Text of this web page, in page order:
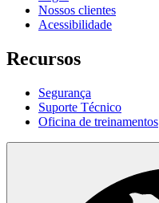
Nossos clientes
Acessibilidade
Recursos
Segurança
Suporte Técnico
Oficina de treinamentos